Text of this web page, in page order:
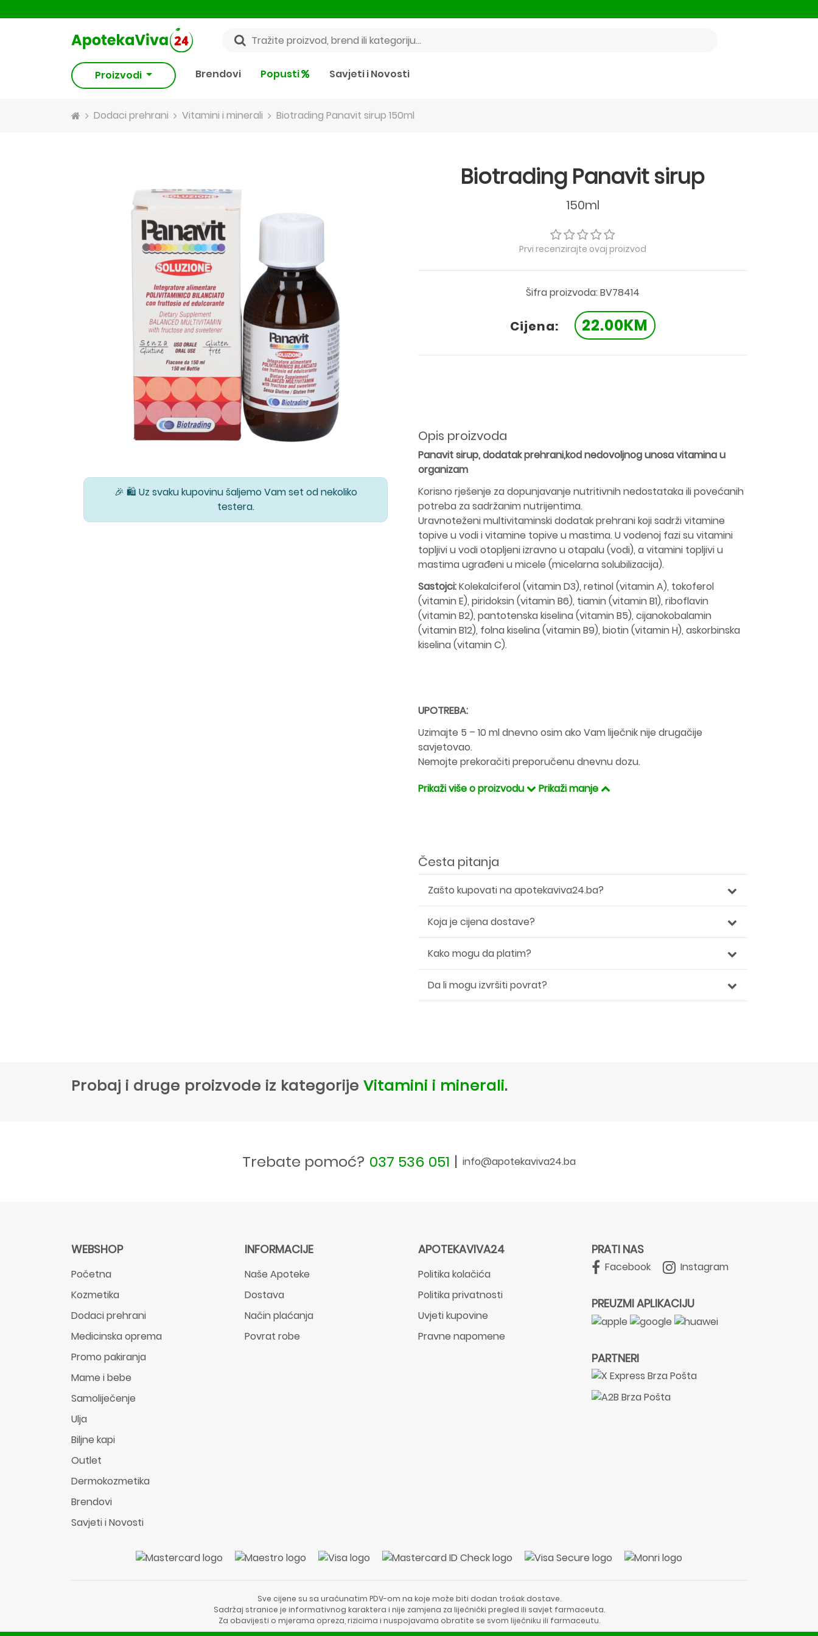
Proizvodi Brendovi Popusti Savjeti i Novosti
Dodaci prehrani Vitamini i minerali Biotrading Panavit sirup 150ml
🎉 🛍️ Uz svaku kupovinu šaljemo Vam set od nekoliko
testera.
Biotrading Panavit sirup
150ml
Prvi recenzirajte ovaj proizvod
Šifra proizvoda: BV78414
Cijena: 22.00KM
Opis proizvoda
Panavit sirup,dodatak prehrani,kod nedovoljnog unosa vitamina u
organizam
Korisno rješenje za dopunjavanje nutritivnih nedostataka ili povećanih
potreba za sadržanim nutrijentima.
Uravnoteženi multivitaminski dodatak prehrani koji sadrži vitamine
topive u vodi i vitamine topive u mastima. U vodenoj fazi su vitamini
topljivi u vodi otopljeni izravno u otapalu (vodi), a vitamini topljivi u
mastima ugrađeni u micele (micelarna solubilizacija).
Sastojci:Kolekalciferol (vitamin D3), retinol (vitamin A), tokoferol
(vitamin E), piridoksin (vitamin B6), tiamin (vitamin B1), riboflavin
(vitamin B2), pantotenska kiselina (vitamin B5), cijanokobalamin
(vitamin B12), folna kiselina (vitamin B9), biotin (vitamin H), askorbinska
kiselina (vitamin C).
UPOTREBA:
Uzimajte 5 – 10 ml dnevno osim ako Vam liječnik nije drugačije
savjetovao.
Nemojte prekoračiti preporučenu dnevnu dozu.
Prikaži više o proizvodu
Prikaži manje
Česta pitanja
Zašto kupovati na apotekaviva24.ba?
Koja je cijena dostave?
Kako mogu da platim?
Da li mogu izvršiti povrat?
Probaj i druge proizvode iz kategorije Vitamini i minerali.
Trebate pomoć? 037 536 051 | info@apotekaviva24.ba
WEBSHOP
Početna
Kozmetika
Dodaci prehrani
Medicinska oprema
Promo pakiranja
Mame i bebe
Samoliječenje
Ulja
Biljne kapi
Outlet
Dermokozmetika
Brendovi
Savjeti i Novosti
INFORMACIJE
Naše Apoteke
Dostava
Način plaćanja
Povrat robe
APOTEKAVIVA24
Politika kolačića
Politika privatnosti
Uvjeti kupovine
Pravne napomene
PRATI NAS
Facebook Instagram
PREUZMI APLIKACIJU
PARTNERI
Sve cijene su sa uračunatim PDV-om na koje može biti dodan trošak dostave.
Sadržaj stranice je informativnog karaktera i nije zamjena za liječnički pregled ili savjet farmaceuta.
Za obavijesti o mjerama opreza, rizicima i nuspojavama obratite se svom liječniku ili farmaceutu.